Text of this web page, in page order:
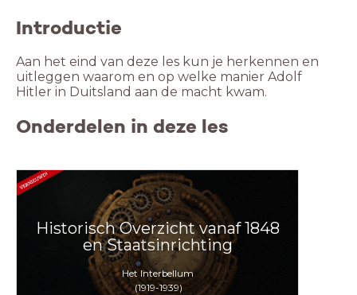
Introductie
Aan het eind van deze les kun je herkennen en
uitleggen waarom en op welke manier Adolf
Hitler in Duitsland aan de macht kwam.
Onderdelen in deze les
Historisch Overzicht vanaf 1848
en Staatsinrichting
Het Interbellum
(1919-1939)